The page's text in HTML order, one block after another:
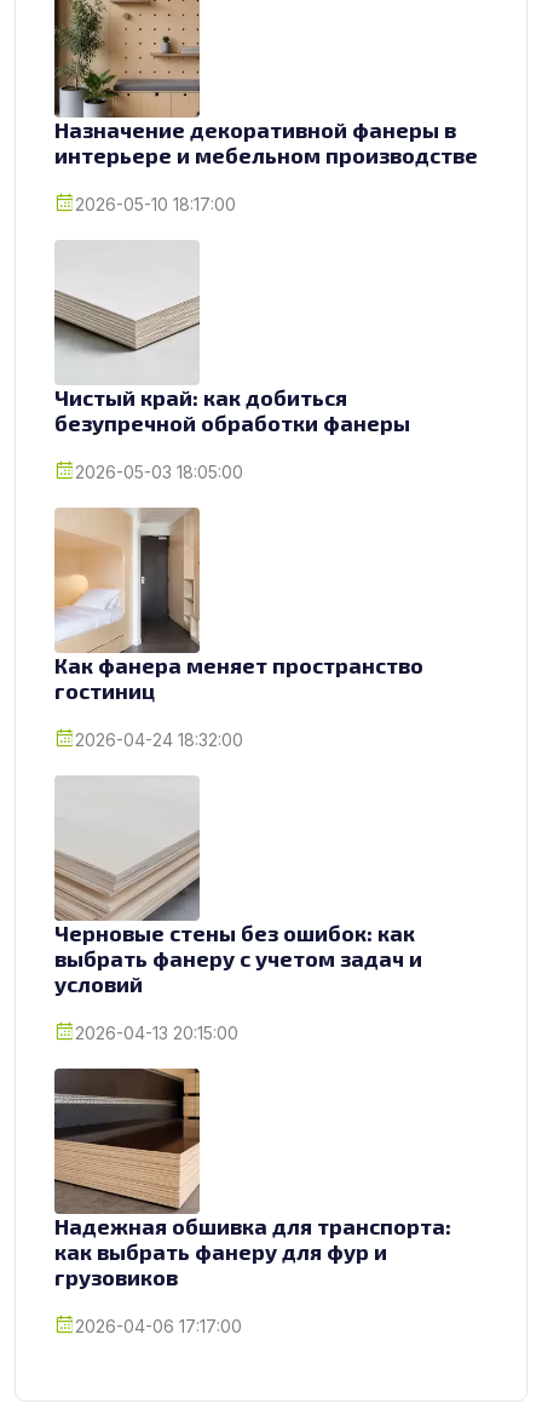
Назначение декоративной фанеры в
интерьере и мебельном производстве
2026-05-10 18:17:00
Чистый край: как добиться
безупречной обработки фанеры
2026-05-03 18:05:00
Как фанера меняет пространство
гостиниц
2026-04-24 18:32:00
Черновые стены без ошибок: как
выбрать фанеру с учетом задач и
условий
2026-04-13 20:15:00
Надежная обшивка для транспорта:
как выбрать фанеру для фур и
грузовиков
2026-04-06 17:17:00